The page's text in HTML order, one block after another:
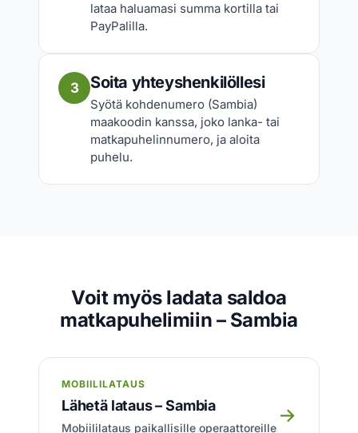
lataa haluamasi summa kortilla tai
PayPalilla.
3 Soita yhteyshenkilöllesi
Syötä kohdenumero (Sambia)
maakoodin kanssa, joko lanka- tai
matkapuhelinnumero, ja aloita
puhelu.
Voit myös ladata saldoa
matkapuhelimiin – Sambia
MOBIILILATAUS
Lähetä lataus – Sambia
Mobiililataus paikallisille operaattoreille
→